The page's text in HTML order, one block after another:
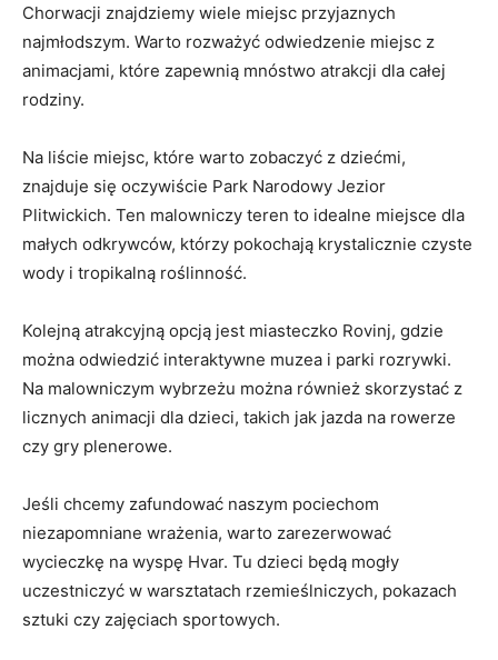
Chorwacji​ znajdziemy ⁤wiele miejsc przyjaznych
najmłodszym. Warto‌ rozważyć odwiedzenie miejsc z‌
animacjami,⁤ które ⁢zapewnią mnóstwo atrakcji dla całej
rodziny.
Na liście miejsc, które warto zobaczyć z dziećmi,
znajduje się oczywiście Park Narodowy Jezior ​
Plitwickich.⁢ Ten ‌malowniczy teren to idealne miejsce ‍dla
⁤małych odkrywców, którzy ⁤pokochają ⁢krystalicznie czyste
‌wody ⁣i tropikalną ‍roślinność.
Kolejną atrakcyjną ‌opcją ⁣jest miasteczko Rovinj,⁣ gdzie
można odwiedzić interaktywne muzea i ​parki rozrywki.
Na malowniczym​ wybrzeżu ⁣można również​ skorzystać z
licznych animacji dla dzieci, takich jak jazda ‍na ⁤rowerze
czy gry plenerowe.
Jeśli​ chcemy ‌zafundować naszym pociechom
niezapomniane ​wrażenia, warto zarezerwować
wycieczkę na wyspę Hvar. Tu⁣ dzieci będą ⁢mogły
uczestniczyć‌ w warsztatach rzemieślniczych, pokazach ​
sztuki ⁢czy zajęciach sportowych.